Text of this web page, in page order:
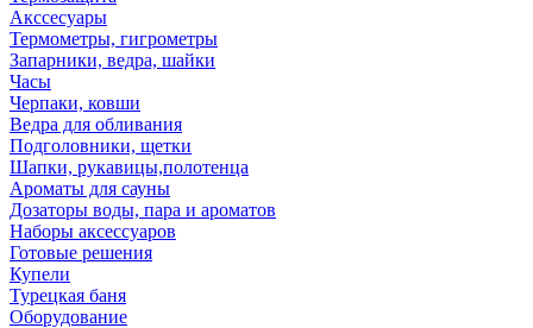
Аксcесуары
Термометры, гигрометры
Запарники, ведра, шайки
Часы
Черпаки, ковши
Ведра для обливания
Подголовники, щетки
Шапки, рукавицы,полотенца
Ароматы для сауны
Дозаторы воды, пара и ароматов
Наборы аксессуаров
Готовые решения
Купели
Турецкая баня
Оборудование